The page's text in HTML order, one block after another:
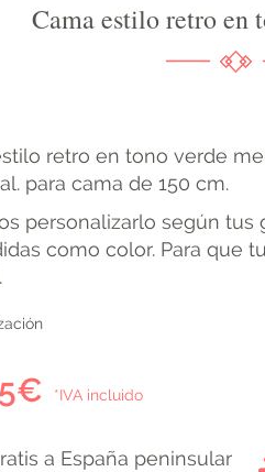
Cama estilo retro en
retro en tono verde
para cama de 150 cm.
personalizarlo según tus
como color. Para que
*IVA incluido
a España peninsular